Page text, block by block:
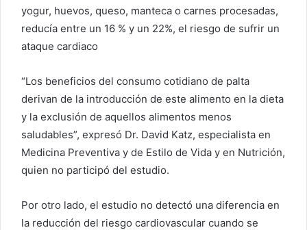
yogur, huevos, queso, manteca o carnes procesadas,
reducía entre un 16 % y un 22%, el riesgo de sufrir un
ataque cardiaco
“Los beneficios del consumo cotidiano de palta
derivan de la introducción de este alimento en la dieta
y la exclusión de aquellos alimentos menos
saludables”, expresó Dr. David Katz, especialista en
Medicina Preventiva y de Estilo de Vida y en Nutrición,
quien no participó del estudio.
Por otro lado, el estudio no detectó una diferencia en
la reducción del riesgo cardiovascular cuando se